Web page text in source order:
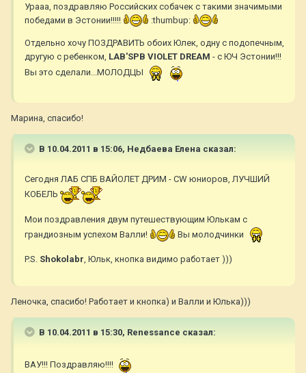
Урааа, поздравляю Российских собачек с такими значимыми
победами в Эстонии!!!!!
:thumbup:
Отдельно хочу ПОЗДРАВИТЬ обоих Юлек, одну с подопечным,
другую с ребенком, LAB'SPB VIOLET DREAM - с ЮЧ Эстонии!!!
Вы это сделали...МОЛОДЦЫ
Марина, спасибо!
В 10.04.2011 в 15:06, Недбаева Елена сказал:
Сегодня ЛАБ СПБ ВАЙОЛЕТ ДРИМ - CW юниоров, ЛУЧШИЙ
КОБЕЛЬ
Мои поздравления двум путешествующим Юлькам с
грандиозным успехом Валли!
Вы молодчинки
P.S. Shokolabr, Юльк, кнопка видимо работает )))
Леночка, спасибо! Работает и кнопка) и Валли и Юлька)))
В 10.04.2011 в 15:30, Renessance сказал:
ВАУ!!! Поздравляю!!!!